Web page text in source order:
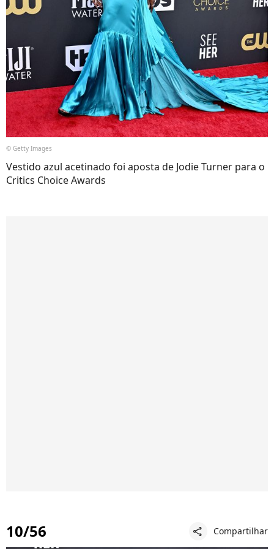
© Getty Images
Vestido azul acetinado foi aposta de Jodie Turner para o
Critics Choice Awards
10/56 share Compartilhar